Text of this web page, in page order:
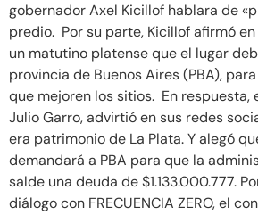
gobernador Axel Kicillof hablara de
predio. Por su parte, Kicillof afirmó
un matutino platense que el lugar
provincia de Buenos Aires (PBA),
que mejoren los sitios. En respuesta,
Julio Garro, advirtió en sus redes
era patrimonio de La Plata. Y alegó
demandará a PBA para que la
salde una deuda de $1.133.000.777.
diálogo con FRECUENCIA ZERO, el